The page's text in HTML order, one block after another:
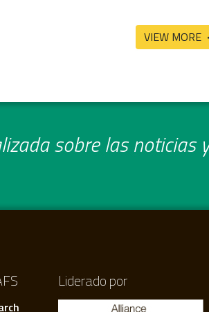
VIEW MORE
sobre las noticias y
Liderado por